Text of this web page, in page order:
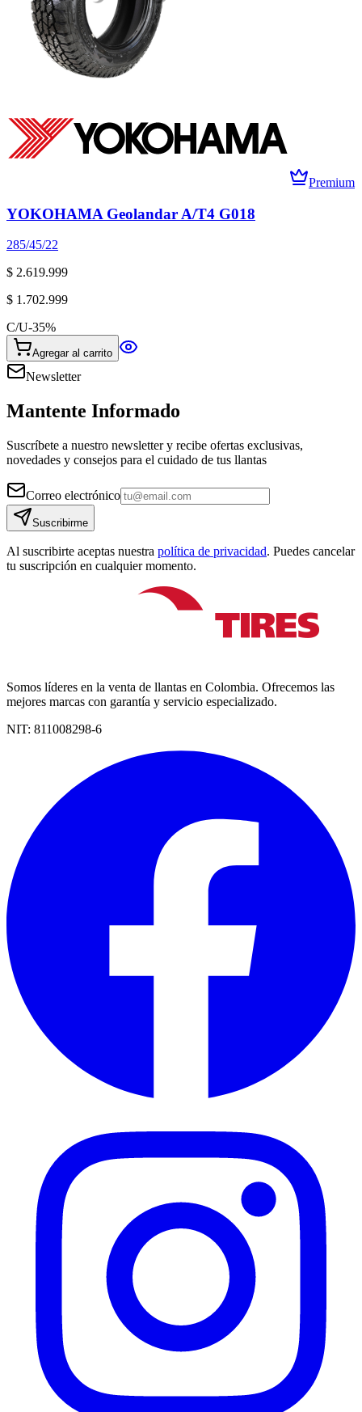
Premium
YOKOHAMA Geolandar A/T4 G018
285/45/22
$ 2.619.999
$ 1.702.999
C/U-35%
Agregar al carrito
Newsletter
Mantente Informado
Suscríbete a nuestro newsletter y recibe ofertas exclusivas,
novedades y consejos para el cuidado de tus llantas
Correo electrónico
Suscribirme
Al suscribirte aceptas nuestra política de privacidad. Puedes cancelar
tu suscripción en cualquier momento.
Somos líderes en la venta de llantas en Colombia. Ofrecemos las
mejores marcas con garantía y servicio especializado.
NIT: 811008298-6